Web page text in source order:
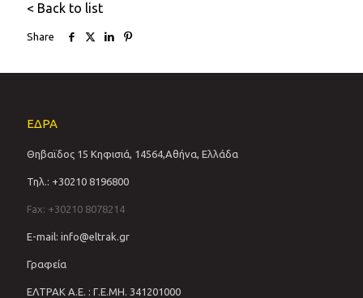
< Back to list
Share
ΕΔΡΑ
Θηβαϊδος 15 Κηφισιά, 14564,Αθήνα, Ελλάδα
Τηλ.: +30210 8196800
Fax: +30210 8078214
E-mail: info@eltrak.gr
Γραφεία
ΕΛΤΡΑΚ Α.Ε. : Γ.Ε.ΜΗ. 341201000